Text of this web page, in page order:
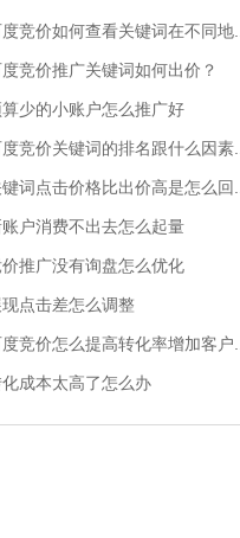
竞价如何查看关键词在不同地...
竞价推广关键词如何出价？
少的小账户怎么推广好
竞价关键词的排名跟什么因素...
词点击价格比出价高是怎么回...
账户消费不出去怎么起量
推广没有询盘怎么优化
现点击差怎么调整
竞价怎么提高转化率增加客户...
成本太高了怎么办